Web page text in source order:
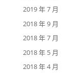
2019 年 7 月
2018 年 9 月
2018 年 7 月
2018 年 5 月
2018 年 4 月